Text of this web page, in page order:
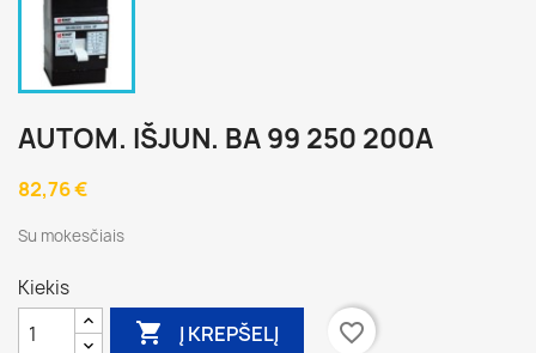
AUTOM. IŠJUN. BA 99 250 200A
82,76 €
Su mokesčiais
Kiekis
 Į KREPŠELĮ favorite_border